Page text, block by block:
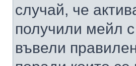
случай, че
получили мейл с
въвели